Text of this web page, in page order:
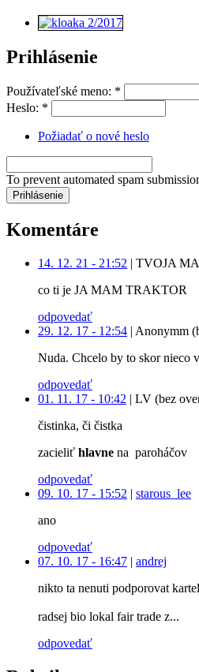
Prihlásenie
Používateľské meno: *
Heslo: *
Požiadať o nové heslo
To prevent automated spam
Komentáre
14. 12. 21 - 21:52 | TVOJA
co ti je JA MAM TRAKTOR
odpovedať
29. 12. 17 - 12:54 | Anonymm
Nuda. Chcelo by to skor nieco
odpovedať
01. 11. 17 - 10:42 | LV (bez
čistinka, či čistka
zacieliť hlavne na paroháčov
odpovedať
09. 10. 17 - 15:52 | starous_lee
ano
odpovedať
07. 10. 17 - 16:47 | andrej
nikto ta nenuti podporovat
radsej bio lokal fair trade z...
odpovedať